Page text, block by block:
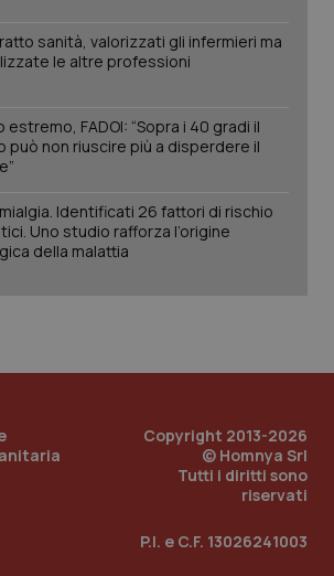
sanità, valorizzati gli infermieri ma
le altre professioni
estremo, FADOI: “Sopra i 40 gradi il
può non riuscire più a disperdere il
Identificati 26 fattori di rischio
Uno studio rafforza l’origine
della malattia
Copyright 2013-2026
© Homnya Srl
Tutti i diritti sono
riservati
P.I. e C.F. 13026241003
www.quotidianosanita.it